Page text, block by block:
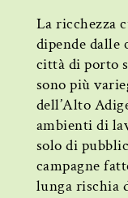
La ricchezza
dipende dalle
città di porto
sono più
dell’Alto
ambienti di
solo di
campagne
lunga rischia